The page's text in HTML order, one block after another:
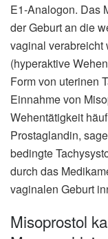
E1-Analogon. Das
der Geburt an die
vaginal verabreicht
(hyperaktive
Form von uterinen
Einnahme von
Wehentätigkeit
Prostaglandin,
bedingte
durch das
vaginalen Geburt
Misoprostol